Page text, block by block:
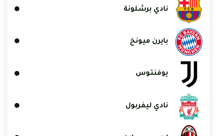
نادي برشلونة
بايرن ميونخ
يوفنتوس
نادي ليفربول